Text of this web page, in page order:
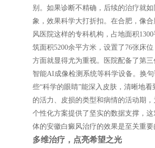
别。如果诊断不精确，后续的治疗就
象，效果科学大打折扣。在合肥，像合
风医院这样的专科机构，占地面积
筑面积5200余平方米，设置了76张床
方面就显得尤为重视。医院配备了第三
智能AI成像检测系统等科学设备。换
些“科学的眼睛”能深入皮肤，清晰地
的活力、皮损的类型和病情的活动期
个性化方案提供了坚实的数据支撑，这
体的安徽白癜风治疗的效果是至关重要
多维治疗，点亮希望之光